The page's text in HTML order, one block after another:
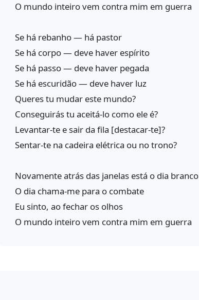
O mundo inteiro vem contra mim em guerra
Se há rebanho — há pastor
Se há corpo — deve haver espírito
Se há passo — deve haver pegada
Se há escuridão — deve haver luz
Queres tu mudar este mundo?
Conseguirás tu aceitá-lo como ele é?
Levantar-te e sair da fila [destacar-te]?
Sentar-te na cadeira elétrica ou no trono?
Novamente atrás das janelas está o dia branco
O dia chama-me para o combate
Eu sinto, ao fechar os olhos
O mundo inteiro vem contra mim em guerra